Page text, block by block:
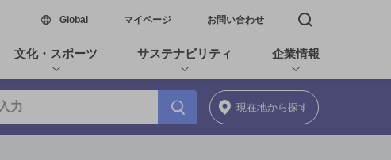
Global新しいウィンドウで開く
マイページ お問い合わせ 検索窓を開く
文化・スポーツ サステナビリティ 企業情報
現在地から探す